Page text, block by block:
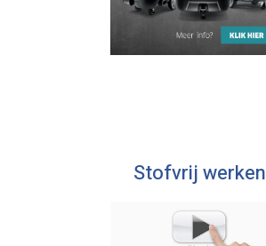
Stofvrij werken